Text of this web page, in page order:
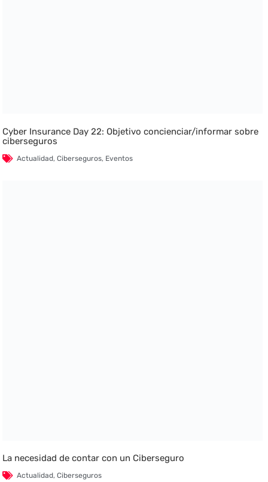
Cyber Insurance Day 22: Objetivo concienciar/informar sobre
ciberseguros
Actualidad,Ciberseguros, Eventos
La necesidad de contar con un Ciberseguro
Actualidad,Ciberseguros